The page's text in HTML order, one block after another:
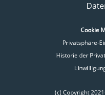
Cookie
Privatsphäre-
Historie der
(c) Copyright